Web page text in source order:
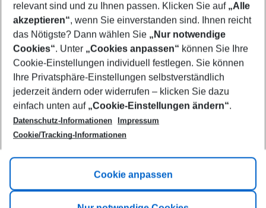
Show more filter
Footer
Footer navigation
Title A
Link A
relevant sind und zu Ihnen passen. Klicken Sie auf „Alle
akzeptieren“, wenn Sie einverstanden sind. Ihnen reicht
das Nötigste? Dann wählen Sie „Nur notwendige
Cookies“. Unter „Cookies anpassen“ können Sie Ihre
Cookie-Einstellungen individuell festlegen. Sie können
Ihre Privatsphäre-Einstellungen selbstverständlich
jederzeit ändern oder widerrufen – klicken Sie dazu
einfach unten auf „Cookie-Einstellungen ändern“.
Datenschutz-Informationen
Impressum
Cookie/Tracking-Informationen
Cookie anpassen